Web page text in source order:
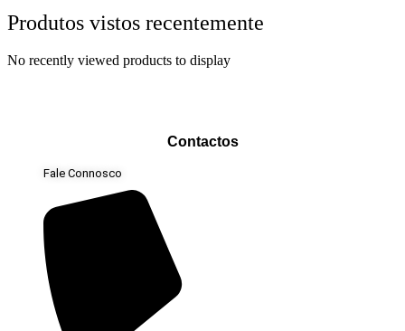
Produtos vistos recentemente
No recently viewed products to display
Contactos
Fale Connosco